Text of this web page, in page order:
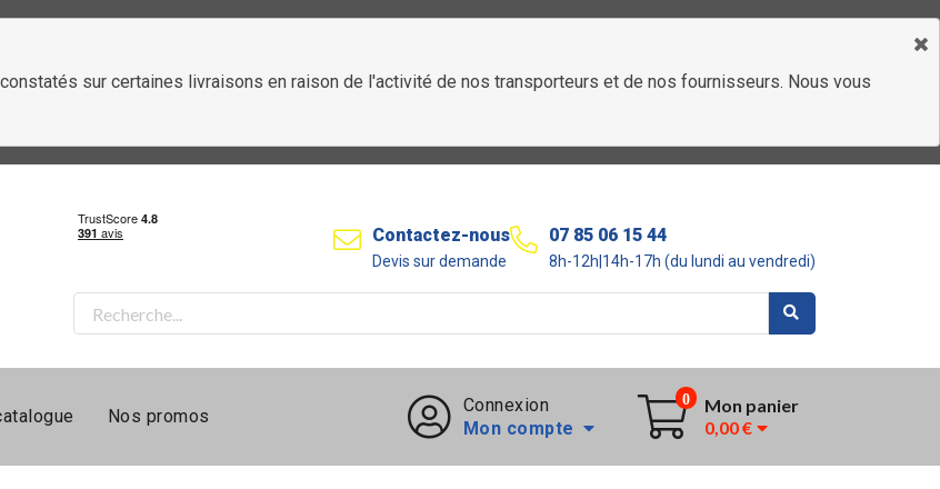
sur certaines livraisons en raison de l'activité de nos transporteurs et de nos fournisseurs. Nous vous
Contactez-nous
Devis sur demande
07 85 06 15 44
8h-12h|14h-17h (du lundi au vendredi)
Nos promos
Connexion
Mon compte
0
Mon panier
0,00 €